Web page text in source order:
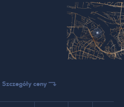
Szczegóły ceny